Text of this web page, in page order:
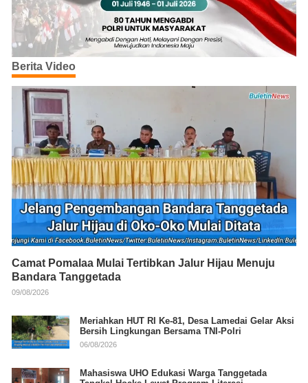
Berita Video
Camat Pomalaa Mulai Tertibkan Jalur Hijau Menuju
Bandara Tanggetada
09/08/2026
Meriahkan HUT RI Ke-81, Desa Lamedai Gelar Aksi
Bersih Lingkungan Bersama TNI-Polri
06/08/2026
Mahasiswa UHO Edukasi Warga Tanggetada